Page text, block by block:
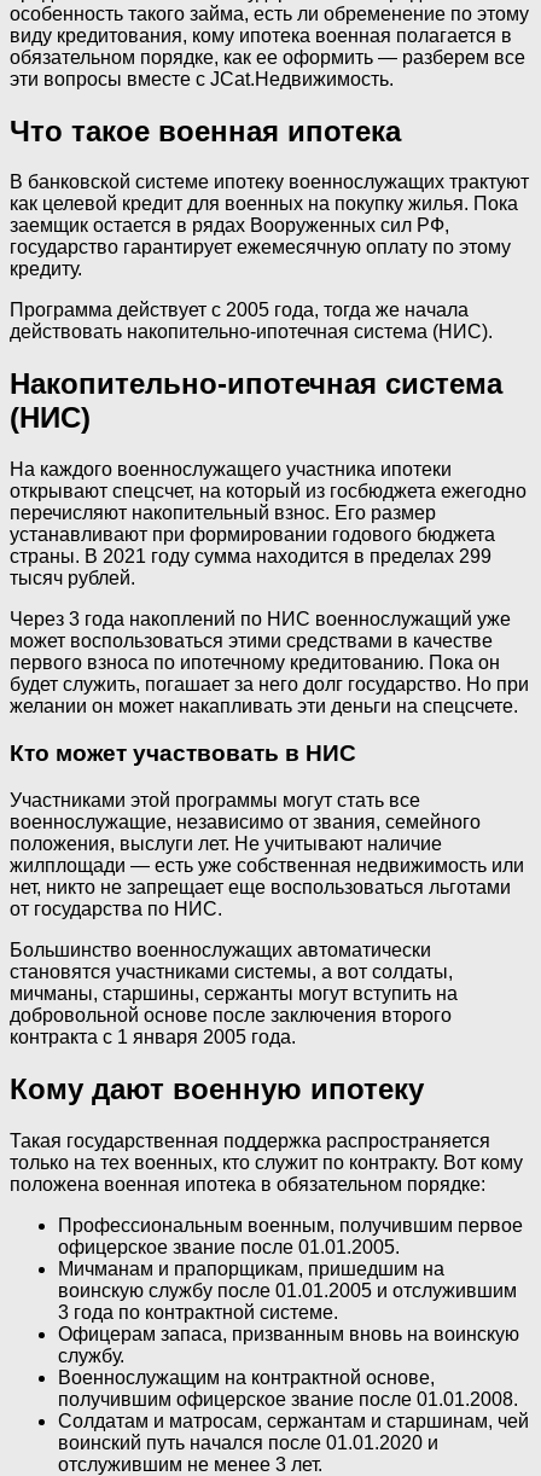
особенность такого займа, есть ли обременение по этому
виду кредитования, кому ипотека военная полагается в
обязательном порядке, как ее оформить — разберем все
эти вопросы вместе с JCat.Недвижимость.
Что такое военная ипотека
В банковской системе ипотеку военнослужащих трактуют
как целевой кредит для военных на покупку жилья. Пока
заемщик остается в рядах Вооруженных сил РФ,
государство гарантирует ежемесячную оплату по этому
кредиту.
Программа действует с 2005 года, тогда же начала
действовать накопительно-ипотечная система (НИС).
Накопительно-ипотечная система
(НИС)
На каждого военнослужащего участника ипотеки
открывают спецсчет, на который из госбюджета ежегодно
перечисляют накопительный взнос. Его размер
устанавливают при формировании годового бюджета
страны. В 2021 году сумма находится в пределах 299
тысяч рублей.
Через 3 года накоплений по НИС военнослужащий уже
может воспользоваться этими средствами в качестве
первого взноса по ипотечному кредитованию. Пока он
будет служить, погашает за него долг государство. Но при
желании он может накапливать эти деньги на спецсчете.
Кто может участвовать в НИС
Участниками этой программы могут стать все
военнослужащие, независимо от звания, семейного
положения, выслуги лет. Не учитывают наличие
жилплощади — есть уже собственная недвижимость или
нет, никто не запрещает еще воспользоваться льготами
от государства по НИС.
Большинство военнослужащих автоматически
становятся участниками системы, а вот солдаты,
мичманы, старшины, сержанты могут вступить на
добровольной основе после заключения второго
контракта с 1 января 2005 года.
Кому дают военную ипотеку
Такая государственная поддержка распространяется
только на тех военных, кто служит по контракту. Вот кому
положена военная ипотека в обязательном порядке:
Профессиональным военным, получившим первое
офицерское звание после 01.01.2005.
Мичманам и прапорщикам, пришедшим на
воинскую службу после 01.01.2005 и отслужившим
3 года по контрактной системе.
Офицерам запаса, призванным вновь на воинскую
службу.
Военнослужащим на контрактной основе,
получившим офицерское звание после 01.01.2008.
Солдатам и матросам, сержантам и старшинам, чей
воинский путь начался после 01.01.2020 и
отслужившим не менее 3 лет.